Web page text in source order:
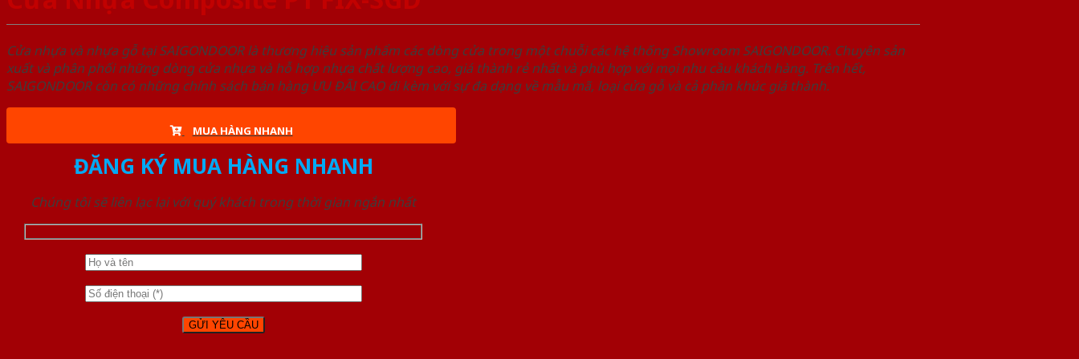
Cửa nhựa và nhựa gỗ tại SAIGONDOOR là thương hiệu sản phẩm các dòng cửa trong một chuỗi các hệ thống Showroom SAIGONDOOR. Chuyên sản
xuất và phân phối những dòng cửa nhựa và hỗ hợp nhựa chất lượng cao, giá thành rẻ nhất và phù hợp với mọi nhu cầu khách hàng. Trên hết,
SAIGONDOOR còn có những chính sách bán hàng ƯU ĐÃI CAO đi kèm với sự đa dạng về mẫu mã, loại cửa gỗ và cả phân khúc giá thành.
MUA HÀNG NHANH
ĐĂNG KÝ MUA HÀNG NHANH
Chúng tôi sẽ liên lạc lại với quý khách trong thời gian ngắn nhất